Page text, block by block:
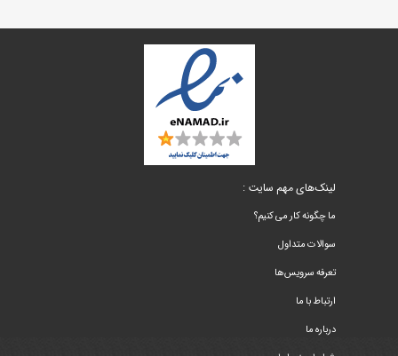
لینک‌های مهم سایت :
ما چگونه کار می کنیم؟
سوالات متداول
تعرفه سرویس‌ها
ارتباط با ما
درباره ما